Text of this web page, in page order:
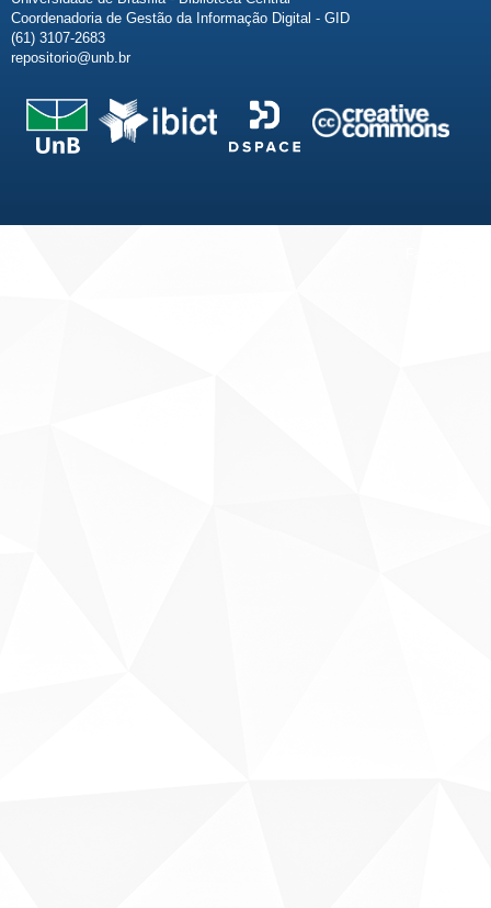
Coordenadoria de Gestão da Informação Digital - GID
(61) 3107-2683
repositorio@unb.br